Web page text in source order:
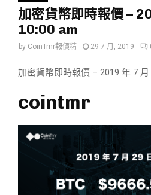
加密貨幣即時報價 –
10:00 am
by CoinTmr報價精 29 7 月, 2019
加密貨幣即時報價 – 2019 年 7 月
cointmr